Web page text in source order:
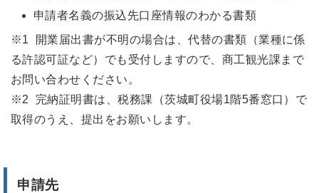
申請者名義の振込先口座情報のわかる書類
※1 開業届出書が不明の場合は、代替の書類（業種に係
る許認可証など）でも受付しますので、商工観光課まで
お問い合わせください。
※2 完納証明書は、税務課（茨城町役場1階5番窓口）で
取得のうえ、提出をお願いします。
申請先